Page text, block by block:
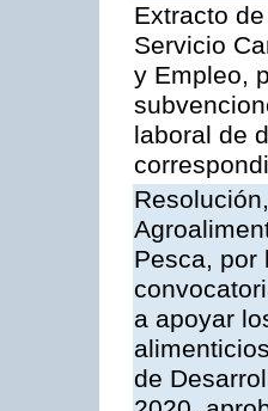
Extracto
Servicio
y Empleo,
laboral de
Pesca, por
a apoyar
de